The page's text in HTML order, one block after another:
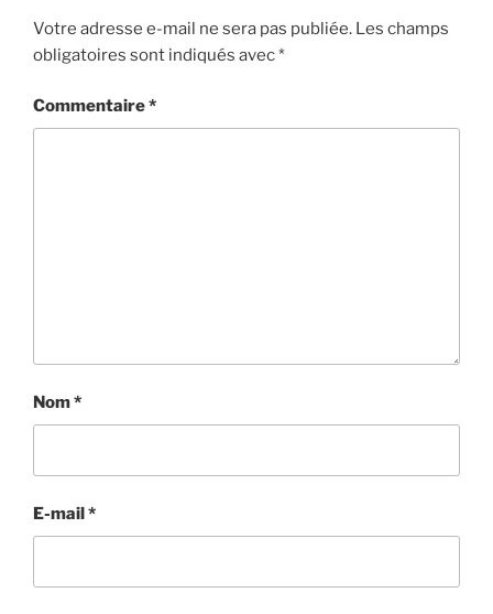
Votre adresse e-mail ne sera pas publiée. Les champs
obligatoires sont indiqués avec*
Commentaire*
Nom*
E-mail*